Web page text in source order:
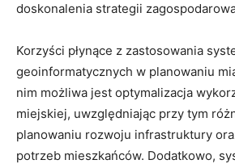
doskonalenia strategii
Korzyści płynące z zastosowania
geoinformatycznych w planowaniu
nim możliwa jest optymalizacja
miejskiej,‍ uwzględniając ​przy tym
planowaniu rozwoju infrastruktury
potrzeb mieszkańców. Dodatkowo,